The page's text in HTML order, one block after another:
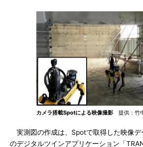
カメラ搭載Spotによる映像撮影 提供：竹
実測図の作成は、Spotで取得した映像デ
のデジタルツインアプリケーション「